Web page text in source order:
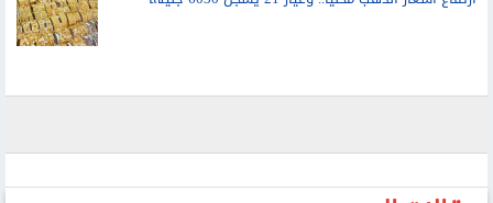
ارتفاع أسعار الذهب محليا.. وعيار 21 يسجل 6030 جنيها